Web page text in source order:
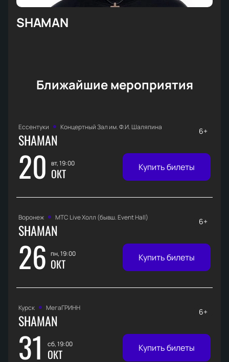
SHAMAN
Ближайшие мероприятия
Ессентуки Концертный Зал им. Ф.И. Шаляпина
SHAMAN
20 вт, 19:00
ОКТ
6+
Купить билеты
Воронеж МТС Live Холл (бывш. Event Hall)
SHAMAN
26 пн, 19:00
ОКТ
6+
Купить билеты
Курск МегаГРИНН
SHAMAN
31 сб, 19:00
ОКТ
6+
Купить билеты